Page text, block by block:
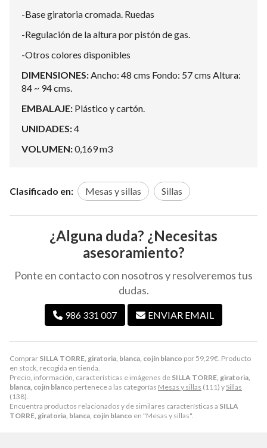
Comprar SILLA TORRE, giratoria, blanca, cojín blanco por 59,29€ . Producto
en stock, recogida en tienda.
Precio, información, características e imágenes de SILLA TORRE, giratoria,
blanca, cojín blanco pertenece a las categorías Mesas y sillas (111) y Sillas
(138).
Encuentra productos relacionados y de similares características a SILLA
TORRE, giratoria, blanca, cojín blanco en "Mesas y sillas".
-Base giratoria cromada. Ruedas
-Regulación de la altura por pistón de gas.
-Otros colores disponibles
DIMENSIONES: Ancho: 48 cms Fondo: 57 cms Altura:
84 ~ 94 cms.
EMBALAJE: Plástico y cartón.
UNIDADES:4
VOLUMEN:0,169 m3
Clasificado en: Mesas y sillas Sillas
¿Alguna duda? ¿Necesitas
asesoramiento?
Ponte en contacto con nosotros y resolveremos tus
dudas.
986 331 007 ENVIAR EMAIL